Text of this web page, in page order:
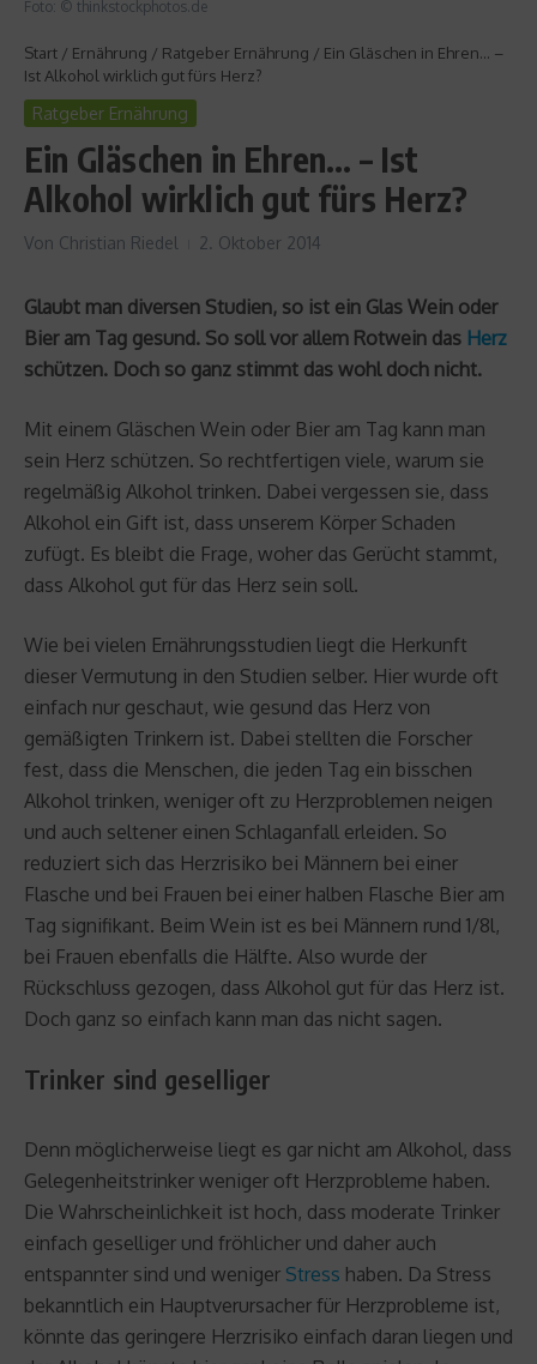
Foto: © thinkstockphotos.de
Start / Ernährung / Ratgeber Ernährung / Ein Gläschen in Ehren… –
Ist Alkohol wirklich gut fürs Herz?
Ratgeber Ernährung
Ein Gläschen in Ehren… – Ist
Alkohol wirklich gut fürs Herz?
Von Christian Riedel 2. Oktober 2014
Glaubt man diversen Studien, so ist ein Glas Wein oder
Bier am Tag gesund. So soll vor allem Rotwein das Herz
schützen. Doch so ganz stimmt das wohl doch nicht.
Mit einem Gläschen Wein oder Bier am Tag kann man
sein Herz schützen. So rechtfertigen viele, warum sie
regelmäßig Alkohol trinken. Dabei vergessen sie, dass
Alkohol ein Gift ist, dass unserem Körper Schaden
zufügt. Es bleibt die Frage, woher das Gerücht stammt,
dass Alkohol gut für das Herz sein soll.
Wie bei vielen Ernährungsstudien liegt die Herkunft
dieser Vermutung in den Studien selber. Hier wurde oft
einfach nur geschaut, wie gesund das Herz von
gemäßigten Trinkern ist. Dabei stellten die Forscher
fest, dass die Menschen, die jeden Tag ein bisschen
Alkohol trinken, weniger oft zu Herzproblemen neigen
und auch seltener einen Schlaganfall erleiden. So
reduziert sich das Herzrisiko bei Männern bei einer
Flasche und bei Frauen bei einer halben Flasche Bier am
Tag signifikant. Beim Wein ist es bei Männern rund 1/8l,
bei Frauen ebenfalls die Hälfte. Also wurde der
Rückschluss gezogen, dass Alkohol gut für das Herz ist.
Doch ganz so einfach kann man das nicht sagen.
Trinker sind geselliger
Denn möglicherweise liegt es gar nicht am Alkohol, dass
Gelegenheitstrinker weniger oft Herzprobleme haben.
Die Wahrscheinlichkeit ist hoch, dass moderate Trinker
einfach geselliger und fröhlicher und daher auch
entspannter sind und weniger Stress haben. Da Stress
bekanntlich ein Hauptverursacher für Herzprobleme ist,
könnte das geringere Herzrisiko einfach daran liegen und